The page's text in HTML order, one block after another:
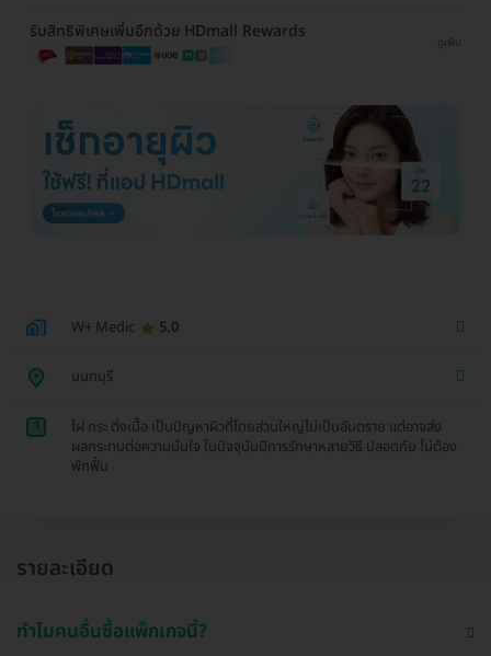
รับสิทธิพิเศษเพิ่มอีกด้วย HDmall Rewards
ดูเพิ่ม
W+ Medic 5.0
นนทบุรี
1
ไฝ กระ ติ่งเนื้อ เป็นปัญหาผิวที่โดยส่วนใหญ่ไม่เป็นอันตราย แต่อาจส่ง
ผลกระทบต่อความมั่นใจ ในปัจจุบันมีการรักษาหลายวิธี ปลอดภัย ไม่ต้อง
พักฟื้น
รายละเอียด
ทำไมคนอื่นซื้อแพ็กเกจนี้?